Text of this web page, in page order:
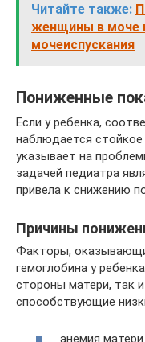
Читайте также:
женщины в моче
мочеиспускания
Пониженные
Если у ребенка,
наблюдается стойкое
указывает на
задачей педиатра
привела к снижению
Причины
Факторы,
гемоглобина у
стороны матери, так
способствующие
анемия